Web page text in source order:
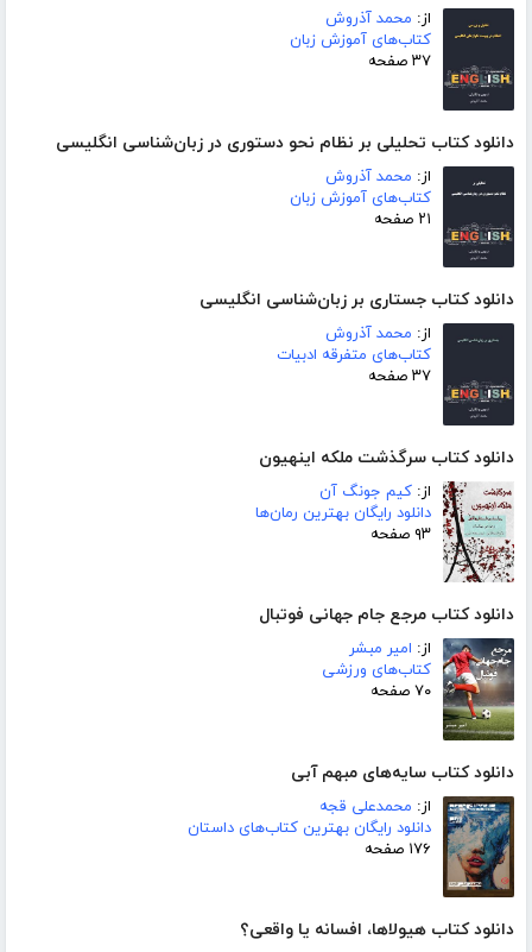
از: محمد آذروش
کتاب‌های آموزش زبان
۳۷ صفحه
دانلود کتاب تحلیلی بر نظام نحو دستوری در زبان‌شناسی انگلیسی
از: محمد آذروش
کتاب‌های آموزش زبان
۲۱ صفحه
دانلود کتاب جستاری بر زبان‌شناسی انگلیسی
از: محمد آذروش
کتاب‌های متفرقه ادبیات
۳۷ صفحه
دانلود کتاب سرگذشت ملکه اینهیون
از: کیم جونگ آن
دانلود رایگان بهترین رمان‌ها
۹۳ صفحه
دانلود کتاب مرجع جام جهانی فوتبال
از: امیر مبشر
کتاب‌های ورزشی
۷۰ صفحه
دانلود کتاب سایه‌های مبهم آبی
از: محمدعلی قجه
دانلود رایگان بهترین کتاب‌های داستان
۱۷۶ صفحه
دانلود کتاب هیولاها، افسانه یا واقعی؟